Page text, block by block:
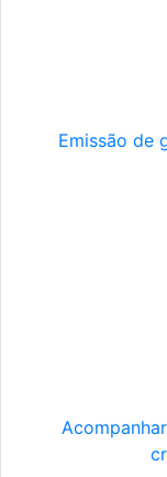
Emissão de